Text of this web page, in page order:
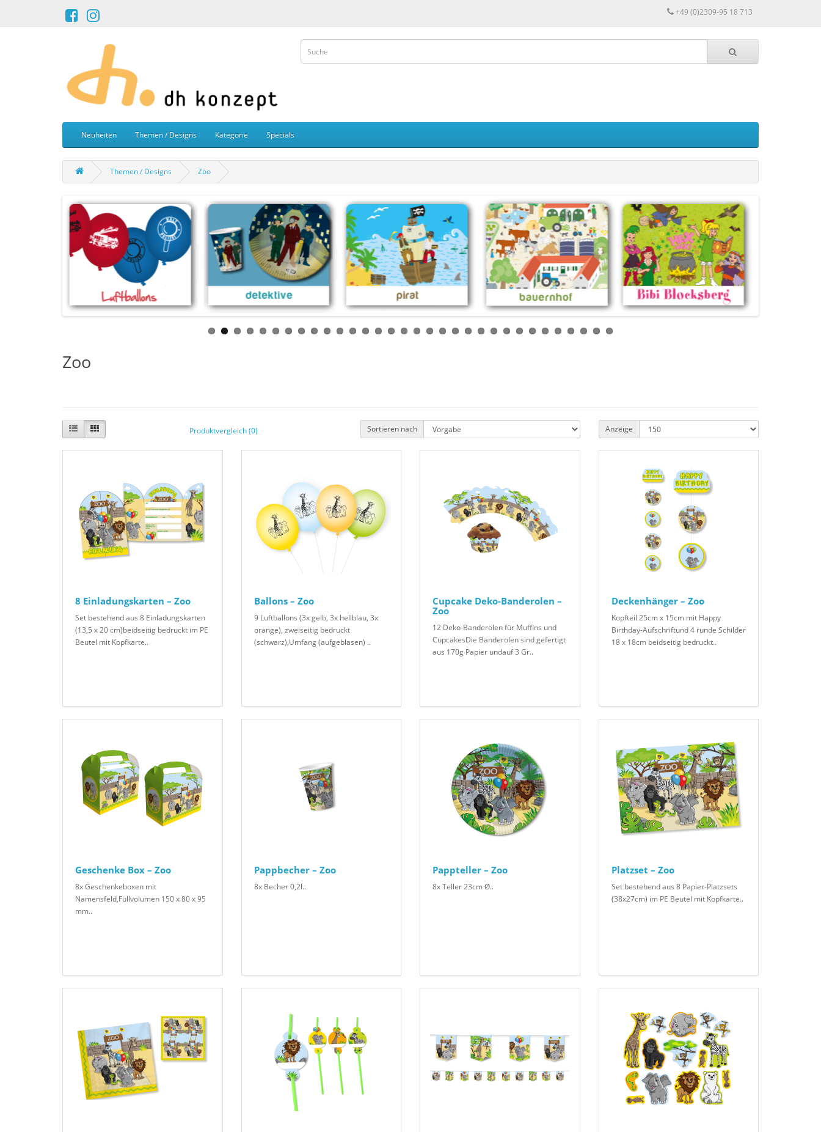
+49 (0)2309-95 18 713
Neuheiten Themen / Designs Kategorie Specials
Themen / Designs Zoo
Zoo
Produktvergleich (0) Sortieren nach Anzeige
8 Einladungskarten – Zoo
Set bestehend aus 8 Einladungskarten
(13,5 x 20 cm)beidseitig bedruckt im PE
Beutel mit Kopfkarte..
Ballons – Zoo
9 Luftballons (3x gelb, 3x hellblau, 3x
orange), zweiseitig bedruckt
(schwarz),Umfang (aufgeblasen) ..
Cupcake Deko-Banderolen –
Zoo
12 Deko-Banderolen für Muffins und
CupcakesDie Banderolen sind gefertigt
aus 170g Papier undauf 3 Gr..
Deckenhänger – Zoo
Kopfteil 25cm x 15cm mit Happy
Birthday-Aufschriftund 4 runde Schilder
18 x 18cm beidseitig bedruckt..
Geschenke Box – Zoo
8x Geschenkeboxen mit
Namensfeld,Füllvolumen 150 x 80 x 95
mm..
Pappbecher – Zoo
8x Becher 0,2l..
Pappteller – Zoo
8x Teller 23cm Ø..
Platzset – Zoo
Set bestehend aus 8 Papier-Platzsets
(38x27cm) im PE Beutel mit Kopfkarte..